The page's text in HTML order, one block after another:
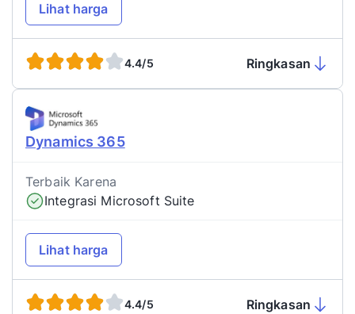
Lihat harga
4.4/5 Ringkasan
Dynamics 365
Terbaik Karena
Integrasi Microsoft Suite
Lihat harga
4.4/5 Ringkasan